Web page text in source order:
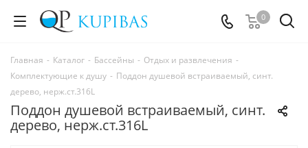
0
Главная - Каталог - Бассейны - Отдых и развлечения -
Комплектующие к душу - Поддон душевой встраиваемый, синт.
дерево, нерж.ст.316L
Поддон душевой встраиваемый, синт.
дерево, нерж.ст.316L